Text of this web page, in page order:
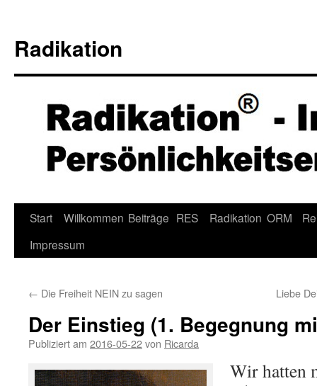
Radikation
Zum
Inhalt
Start Willkommen Beiträge RES Radikation ORM
Impressum
← Die Freiheit NEIN zu sagen Liebe
Der Einstieg (1. Begegnung
Publiziert am 2016-05-22von Ricarda
Wir hatten